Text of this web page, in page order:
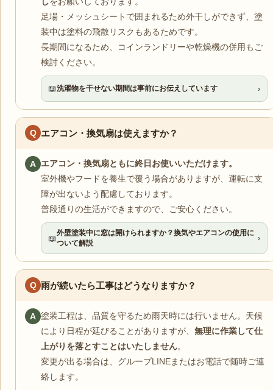
足場・メッシュシートで囲まれるため外干しができず、塗
装中は塗料の飛散リスクもあるためです。
長期間になるため、コインランドリーや乾燥機の併用もご
検討ください。
📖洗濯物を干せない期間は事前にお伝えしています ›
Q エアコン・換気扇は使えますか？
A エアコン・換気扇ともに終日お使いいただけます。
室外機やフードを養生で覆う場合がありますが、運転に支
障が出ないよう配慮しております。
普段通りの生活ができますので、ご安心ください。
📖
外壁塗装中に窓は開けられますか？換気やエアコンの使用に
ついて解説
›
Q 雨が続いたら工事はどうなりますか？
A 塗装工程は、品質を守るため雨天時には行いません。天候
により日程が延びることがありますが、 無理に作業して仕
上がりを落とすことはいたしません。
変更が出る場合は、グループLINEまたはお電話で随時ご連
絡します。